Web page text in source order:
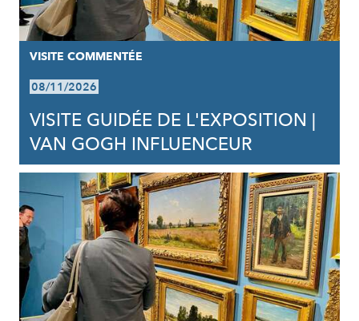
VISITE COMMENTÉE
08/11/2026
VISITE GUIDÉE DE L'EXPOSITION |
VAN GOGH INFLUENCEUR